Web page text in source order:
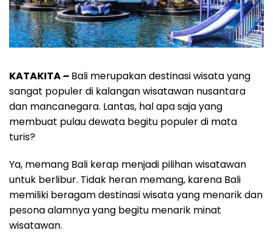
KATAKITA – Bali merupakan destinasi wisata yang
sangat populer di kalangan wisatawan nusantara
dan mancanegara. Lantas, hal apa saja yang
membuat pulau dewata begitu populer di mata
turis?
Ya, memang Bali kerap menjadi pilihan wisatawan
untuk berlibur. Tidak heran memang, karena Bali
memiliki beragam destinasi wisata yang menarik dan
pesona alamnya yang begitu menarik minat
wisatawan.